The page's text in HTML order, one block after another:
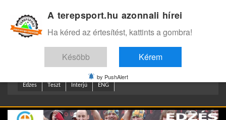
Edzes Teszt Interjú ENG
A terepsport.hu azonnali hírei
Ha kéred az értesítést, kattints a gombra!
Késöbb Kérem
by PushAlert